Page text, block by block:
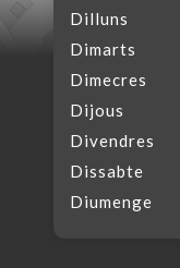
Dilluns
Dimarts
Dimecres
Dijous
Divendres
Dissabte
Diumenge